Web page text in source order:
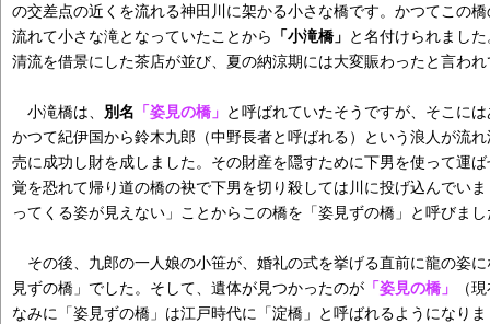
の交差点の近くを流れる神田川に架かる小さな橋です。かつてこの
流れて小さな滝となっていたことから
「小滝橋」 と名付けられまし
清流を借景にした茶店が並び、夏の納涼期には大変賑わったと言わ
小滝橋は、 別名 「姿見の橋」 と呼ばれていたそうですが、そこに
かつて紀伊国から鈴木九郎（中野長者と呼ばれる）という浪人が流
売に成功し財を成しました。その財産を隠すために下男を使って運
覚を恐れて帰り道の橋の袂で下男を切り殺しては川に投げ込んでい
ってくる姿が見えない」ことからこの橋を「姿見ずの橋」と呼びま
その後、九郎の一人娘の小笹が、婚礼の式を挙げる直前に龍の姿
見ずの橋」でした。そして、遺体が見つかったのが 「姿見の橋」
（
なみに「姿見ずの橋」は江戸時代に「淀橋」と呼ばれるようになり